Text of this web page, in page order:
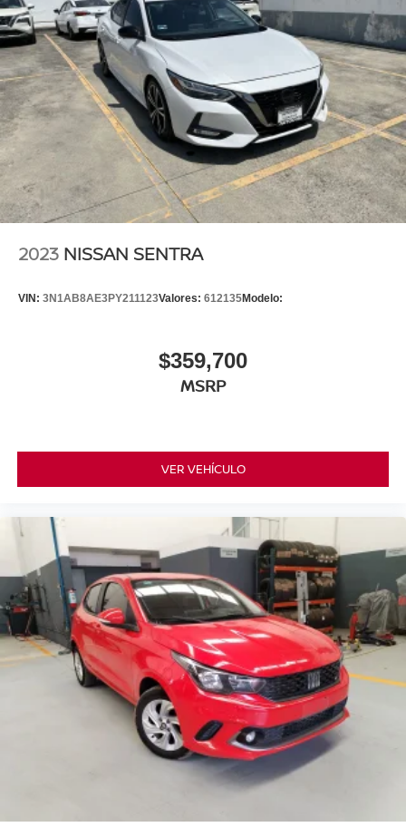
2023 NISSAN SENTRA
VIN: 3N1AB8AE3PY211123Valores: 612135Modelo:
$359,700
MSRP
VER VEHÍCULO